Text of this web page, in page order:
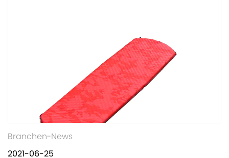
Branchen-News
2021-06-25